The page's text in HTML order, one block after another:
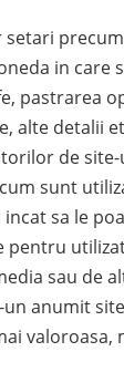
in care
pastrarea
alte detalii
de
sunt
sa le
pentru
sau de
anumit
valoroasa,